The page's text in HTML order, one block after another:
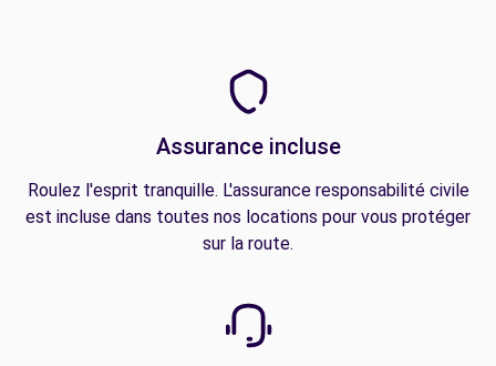
Assurance incluse
Roulez l'esprit tranquille. L'assurance responsabilité civile
est incluse dans toutes nos locations pour vous protéger
sur la route.